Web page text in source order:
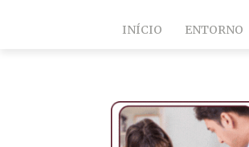
INÍCIO ENTORNO